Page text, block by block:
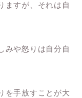
ますが、それは自
みや怒りは自分自
を手放すことが大